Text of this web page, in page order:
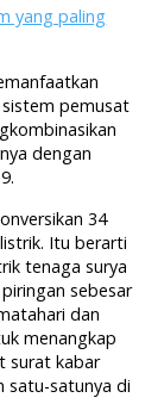
yang paling
pemusat
dengan
34
Itu berarti
tenaga surya
sebesar
dan
menangkap
surat kabar
satu-satunya di